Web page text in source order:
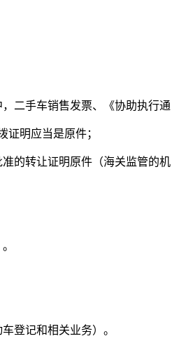
二手车销售发票、《协助执行通
明应当是原件；
的转让证明原件（海关监管的机
登记和相关业务）。